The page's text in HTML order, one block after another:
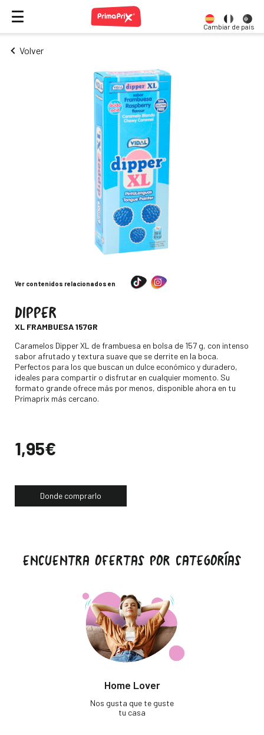
Cambiar de país
Volver
Ver contenidos relacionados en
DIPPER
XL FRAMBUESA 157GR
Descripción
Caramelos Dipper XL de frambuesa en bolsa de 157 g, con intenso
sabor afrutado y textura suave que se derrite en la boca.
Perfectos para los que buscan un dulce económico y duradero,
ideales para compartir o disfrutar en cualquier momento. Su
formato grande ofrece más por menos, disponible ahora en tu
Primaprix más cercano.
Precio
1,95€
Donde comprarlo
ENCUENTRA OFERTAS POR CATEGORÍAS
Home Lover
Nos gusta que te guste
tu casa